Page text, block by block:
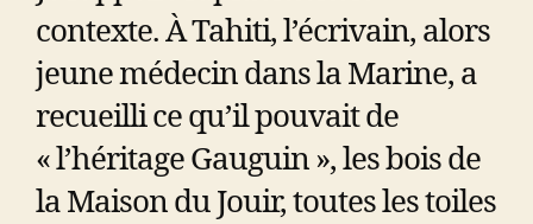
contexte. À Tahiti, l’écrivain, alors
jeune médecin dans la Marine, a
recueilli ce qu’il pouvait de
« l’héritage Gauguin », les bois de
la Maison du Jouir, toutes les toiles